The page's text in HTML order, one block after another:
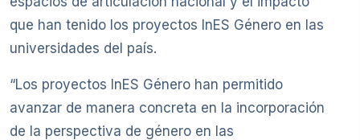
que han tenido los proyectos InES Género en las
universidades del país.
“Los proyectos InES Género han permitido
avanzar de manera concreta en la incorporación
de la perspectiva de género en las